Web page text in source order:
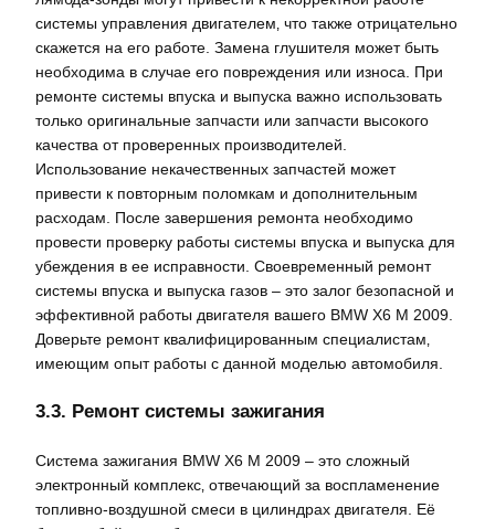
системы управления двигателем‚ что также отрицательно
скажется на его работе. Замена глушителя может быть
необходима в случае его повреждения или износа. При
ремонте системы впуска и выпуска важно использовать
только оригинальные запчасти или запчасти высокого
качества от проверенных производителей.
Использование некачественных запчастей может
привести к повторным поломкам и дополнительным
расходам. После завершения ремонта необходимо
провести проверку работы системы впуска и выпуска для
убеждения в ее исправности. Своевременный ремонт
системы впуска и выпуска газов – это залог безопасной и
эффективной работы двигателя вашего BMW X6 M 2009.
Доверьте ремонт квалифицированным специалистам‚
имеющим опыт работы с данной моделью автомобиля.
3.3. Ремонт системы зажигания
Система зажигания BMW X6 M 2009 – это сложный
электронный комплекс‚ отвечающий за воспламенение
топливно-воздушной смеси в цилиндрах двигателя. Её